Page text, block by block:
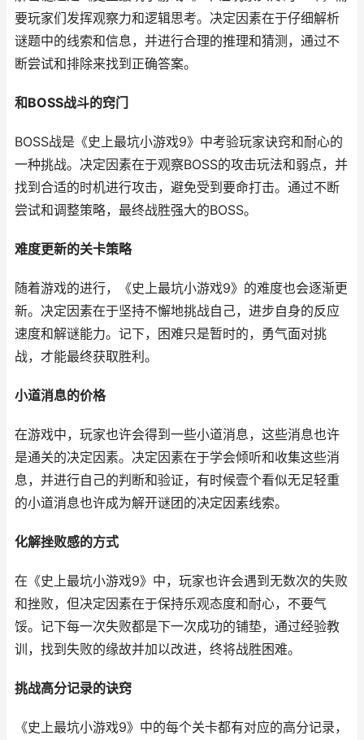
要玩家们发挥观察力和逻辑思考。决定因素在于仔细解析
谜题中的线索和信息，并进行合理的推理和猜测，通过不
断尝试和排除来找到正确答案。
和BOSS战斗的窍门
BOSS战是《史上最坑小游戏9》中考验玩家诀窍和耐心的
一种挑战。决定因素在于观察BOSS的攻击玩法和弱点，并
找到合适的时机进行攻击，避免受到要命打击。通过不断
尝试和调整策略，最终战胜强大的BOSS。
难度更新的关卡策略
随着游戏的进行，《史上最坑小游戏9》的难度也会逐渐更
新。决定因素在于坚持不懈地挑战自己，进步自身的反应
速度和解谜能力。记下，困难只是暂时的，勇气面对挑
战，才能最终获取胜利。
小道消息的价格
在游戏中，玩家也许会得到一些小道消息，这些消息也许
是通关的决定因素。决定因素在于学会倾听和收集这些消
息，并进行自己的判断和验证，有时候壹个看似无足轻重
的小道消息也许成为解开谜团的决定因素线索。
化解挫败感的方式
在《史上最坑小游戏9》中，玩家也许会遇到无数次的失败
和挫败，但决定因素在于保持乐观态度和耐心，不要气
馁。记下每一次失败都是下一次成功的铺垫，通过经验教
训，找到失败的缘故并加以改进，终将战胜困难。
挑战高分记录的诀窍
《史上最坑小游戏9》中的每个关卡都有对应的高分记录，